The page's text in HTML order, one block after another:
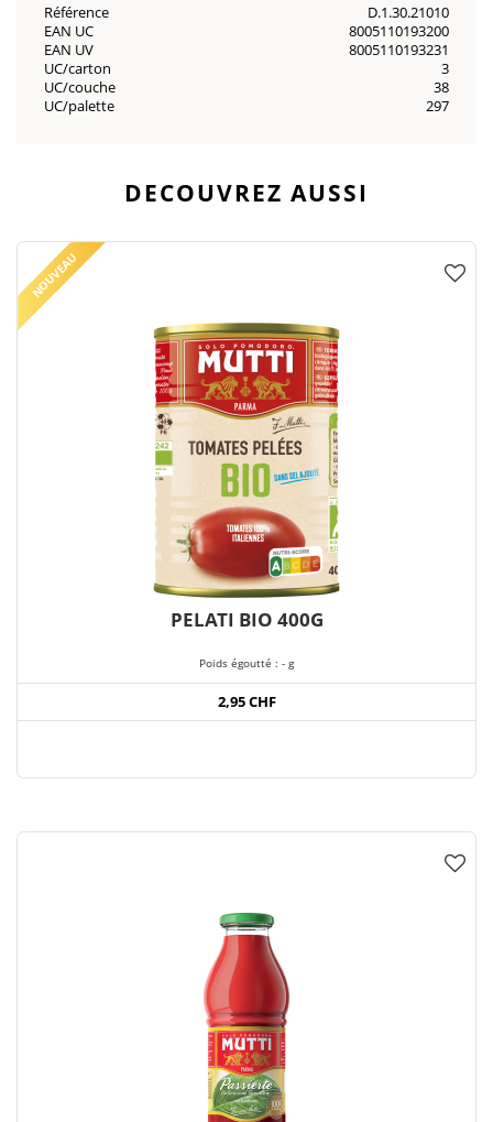
Référence
D.1.30.21010
EAN UC
8005110193200
EAN UV
8005110193231
UC/carton
3
UC/couche
38
UC/palette
297
DECOUVREZ AUSSI
NOUVEAU
PELATI BIO 400G
Poids égoutté : - g
2,95 CHF